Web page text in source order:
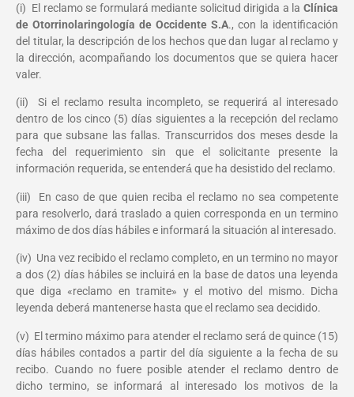
(i) El reclamo se formulará mediante solicitud dirigida a la Clínica
de Otorrinolaringología de Occidente S.A., con la identificación
del titular, la descripción de los hechos que dan lugar al reclamo y
la dirección, acompañando los documentos que se quiera hacer
valer.
(ii) Si el reclamo resulta incompleto, se requerirá al interesado
dentro de los cinco (5) días siguientes a la recepción del reclamo
para que subsane las fallas. Transcurridos dos meses desde la
fecha del requerimiento sin que el solicitante presente la
información requerida, se entenderá́ que ha desistido del reclamo.
(iii) En caso de que quien reciba el reclamo no sea competente
para resolverlo, dará traslado a quien corresponda en un termino
máximo de dos días hábiles e informará la situación al interesado.
(iv) Una vez recibido el reclamo completo, en un termino no mayor
a dos (2) días hábiles se incluirá en la base de datos una leyenda
que diga «reclamo en tramite» y el motivo del mismo. Dicha
leyenda deberá mantenerse hasta que el reclamo sea decidido.
(v) El termino máximo para atender el reclamo será de quince (15)
días hábiles contados a partir del día siguiente a la fecha de su
recibo. Cuando no fuere posible atender el reclamo dentro de
dicho termino, se informará al interesado los motivos de la